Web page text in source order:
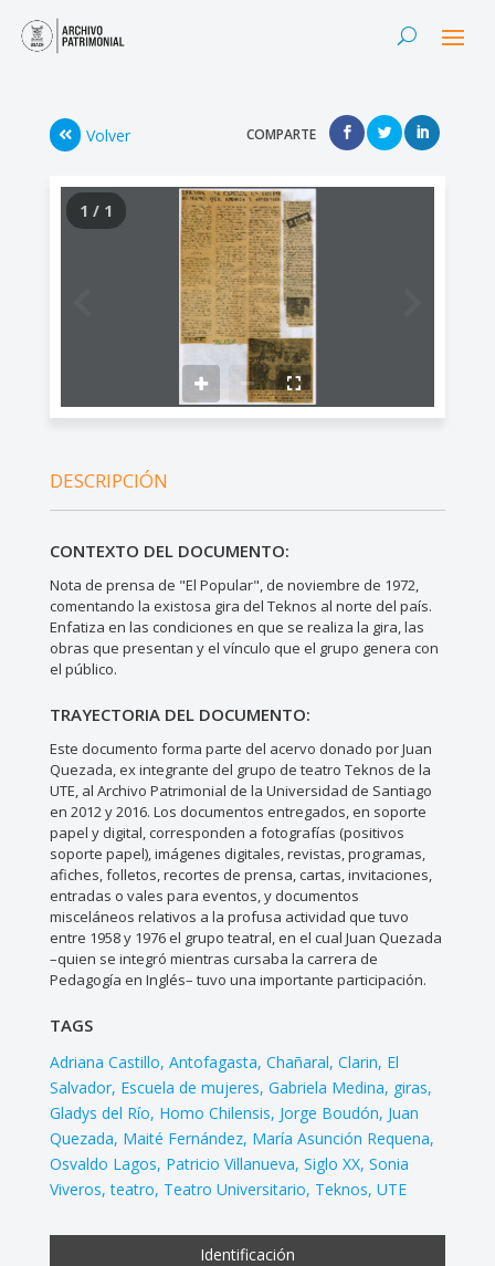
Volver COMPARTE
1 / 1
DESCRIPCIÓN
CONTEXTO DEL DOCUMENTO:
Nota de prensa de "El Popular", de noviembre de 1972,
comentando la existosa gira del Teknos al norte del país.
Enfatiza en las condiciones en que se realiza la gira, las
obras que presentan y el vínculo que el grupo genera con
el público.
TRAYECTORIA DEL DOCUMENTO:
Este documento forma parte del acervo donado por Juan
Quezada, ex integrante del grupo de teatro Teknos de la
UTE, al Archivo Patrimonial de la Universidad de Santiago
en 2012 y 2016. Los documentos entregados, en soporte
papel y digital, corresponden a fotografías (positivos
soporte papel), imágenes digitales, revistas, programas,
afiches, folletos, recortes de prensa, cartas, invitaciones,
entradas o vales para eventos, y documentos
misceláneos relativos a la profusa actividad que tuvo
entre 1958 y 1976 el grupo teatral, en el cual Juan Quezada
–quien se integró mientras cursaba la carrera de
Pedagogía en Inglés– tuvo una importante participación.
TAGS
Adriana Castillo Antofagasta Chañaral Clarin El
Salvador Escuela de mujeres Gabriela Medina giras
Gladys del Río Homo Chilensis Jorge Boudón Juan
Quezada Maité Fernández María Asunción Requena
Osvaldo Lagos Patricio Villanueva Siglo XX Sonia
Viveros teatro Teatro Universitario Teknos UTE
Identificación